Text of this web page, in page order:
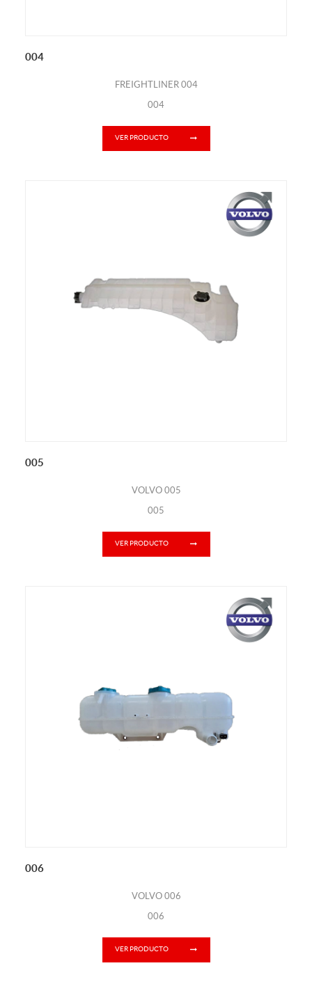
004
FREIGHTLINER 004
004
VER PRODUCTO
005
VOLVO 005
005
VER PRODUCTO
006
VOLVO 006
006
VER PRODUCTO